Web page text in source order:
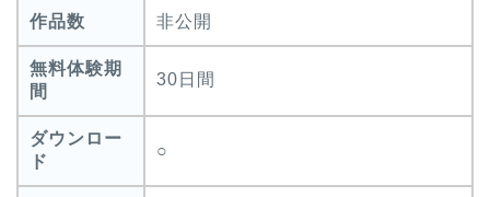
作品数 非公開
無料体験期
間
30日間
ダウンロー
ド
○